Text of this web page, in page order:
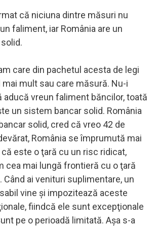
că niciuna dintre măsuri nu
faliment, iar România are un
care din pachetul acesta de legi
mult sau care măsură. Nu-i
aducă vreun faliment băncilor, toată
un sistem bancar solid. România
solid, cred că vreo 42 de
România se împrumută mai
este o ţară cu un risc ridicat,
cea mai lungă frontieră cu o ţară
Când ai venituri suplimentare, un
vine şi impozitează aceste
fiindcă ele sunt excepţionale
pe o perioadă limitată. Aşa s-a